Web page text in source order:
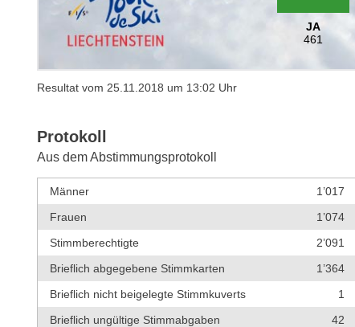
JA
461
Resultat vom 25.11.2018 um 13:02 Uhr
Protokoll
Aus dem Abstimmungsprotokoll
Männer
1’017
Frauen
1’074
Stimmberechtigte
2’091
Brieflich abgegebene Stimmkarten
1’364
Brieflich nicht beigelegte Stimmkuverts
1
Brieflich ungültige Stimmabgaben
42